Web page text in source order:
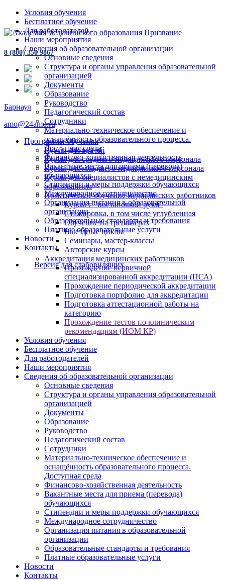
Условия обучения
Бесплатное обучение
Для работодателей
Наши мероприятия
Сведения об образовательной организации
Основные сведения
Структура и органы управления образовательной
организацией
Документы
Образование
Руководство
Педагогический состав
Сотрудники
Материально-техническое обеспечение и
оснащённость образовательного процесса.
Доступная среда
Финансово-хозяйственная деятельность
Вакантные места для приема (перевода)
обучающихся
Стипендии и меры поддержки обучающихся
Международное сотрудничество
Организация питания в образовательной
организации
Образовательные стандарты и требования
Платные образовательные услуги
Новости
Контакты
Версия для слабовидящих
8 (800) 350 9867
Барнаул
amo@24amo.ru
Программы обучения
Курсы для врачей
Курсы для среднего медицинского персонала
Курсы для младшего медицинского персонала
Курсы для специалистов с немедицинским
образованием
Практическое обучение медицинских работников
Курсы с "постановкой руки"
Стажировка, в том числе углубленная
Обучение на тренажёрах
Выездные циклы
Семинары, мастер-классы
Авторские курсы
Аккредитация медицинских работников
Прохождение первичной
специализированной аккредитации (ПСА)
Прохождение периодической аккредитации
Подготовка портфолио для аккредитации
Подготовка аттестационной работы на
категорию
Прохождение тестов по клиническим
рекомендациям (ИОМ КР)
Условия обучения
Бесплатное обучение
Для работодателей
Наши мероприятия
Сведения об образовательной организации
Основные сведения
Структура и органы управления образовательной
организацией
Документы
Образование
Руководство
Педагогический состав
Сотрудники
Материально-техническое обеспечение и
оснащённость образовательного процесса.
Доступная среда
Финансово-хозяйственная деятельность
Вакантные места для приема (перевода)
обучающихся
Стипендии и меры поддержки обучающихся
Международное сотрудничество
Организация питания в образовательной
организации
Образовательные стандарты и требования
Платные образовательные услуги
Новости
Контакты